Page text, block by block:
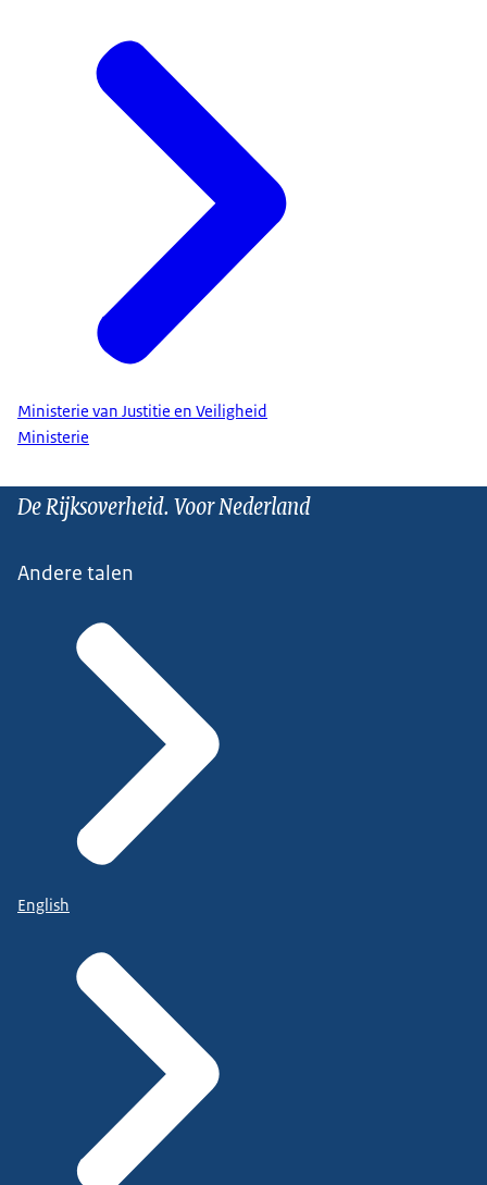
Ministerie van Justitie en Veiligheid
Ministerie
De Rijksoverheid. Voor Nederland
Andere talen
English